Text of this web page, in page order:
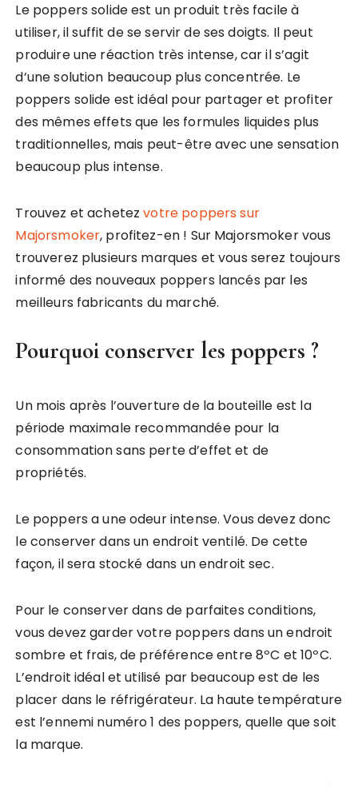
Le poppers solide est un produit très facile à
utiliser, il suffit de se servir de ses doigts. Il peut
produire une réaction très intense, car il s’agit
d’une solution beaucoup plus concentrée. Le
poppers solide est idéal pour partager et profiter
des mêmes effets que les formules liquides plus
traditionnelles, mais peut-être avec une sensation
beaucoup plus intense.
Trouvez et achetezvotre poppers sur
Majorsmoker, profitez-en ! Sur Majorsmoker vous
trouverez plusieurs marques et vous serez toujours
informé des nouveaux poppers lancés par les
meilleurs fabricants du marché.
Pourquoi conserver les poppers ?
Un mois après l’ouverture de la bouteille est la
période maximale recommandée pour la
consommation sans perte d’effet et de
propriétés.
Le poppers a une odeur intense. Vous devez donc
le conserver dans un endroit ventilé. De cette
façon, il sera stocké dans un endroit sec.
Pour le conserver dans de parfaites conditions,
vous devez garder votre poppers dans un endroit
sombre et frais, de préférence entre 8ºC et 10ºC.
L’endroit idéal et utilisé par beaucoup est de les
placer dans le réfrigérateur. La haute température
est l’ennemi numéro 1 des poppers, quelle que soit
la marque.